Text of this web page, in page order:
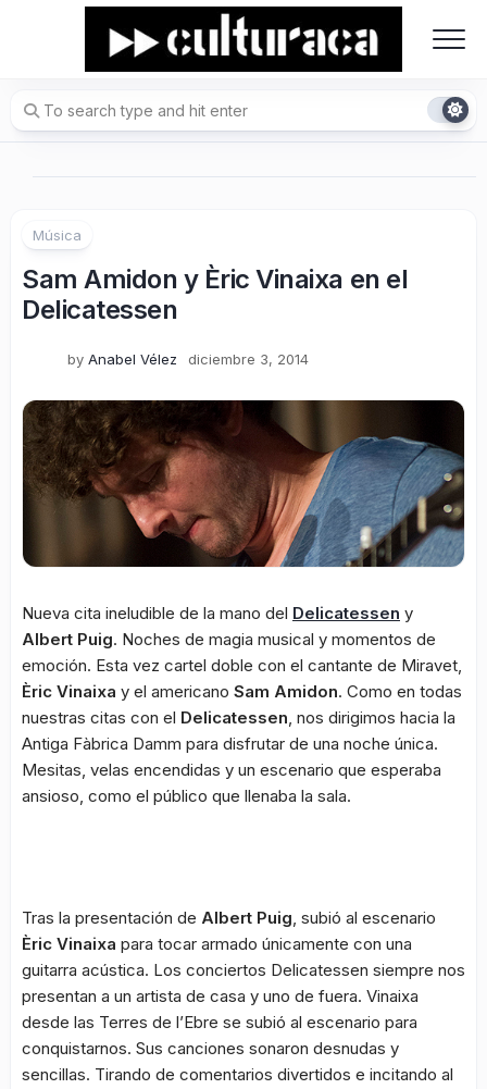
Música
Sam Amidon y Èric Vinaixa en el
Delicatessen
by Anabel Vélez diciembre 3, 2014
Nueva cita ineludible de la mano del Delicatessen y
Albert Puig. Noches de magia musical y momentos de
emoción. Esta vez cartel doble con el cantante de Miravet,
Èric Vinaixa y el americano Sam Amidon. Como en todas
nuestras citas con el Delicatessen, nos dirigimos hacia la
Antiga Fàbrica Damm para disfrutar de una noche única.
Mesitas, velas encendidas y un escenario que esperaba
ansioso, como el público que llenaba la sala.
Tras la presentación de Albert Puig, subió al escenario
Èric Vinaixa para tocar armado únicamente con una
guitarra acústica. Los conciertos Delicatessen siempre nos
presentan a un artista de casa y uno de fuera. Vinaixa
desde las Terres de l’Ebre se subió al escenario para
conquistarnos. Sus canciones sonaron desnudas y
sencillas. Tirando de comentarios divertidos e incitando al